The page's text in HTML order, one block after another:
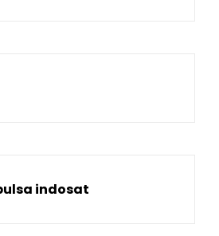
indosat